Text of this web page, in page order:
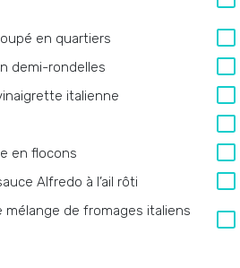
en quartiers
demi-rondelles
italienne
en flocons
Alfredo à l’ail rôti
mélange de fromages italiens